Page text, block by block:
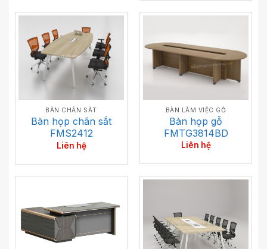
BÀN CHÂN SẮT
Bàn họp chân sắt
FMS2412
Liên hệ
BÀN LÀM VIỆC GỖ
Bàn họp gỗ
FMTG3814BD
Liên hệ